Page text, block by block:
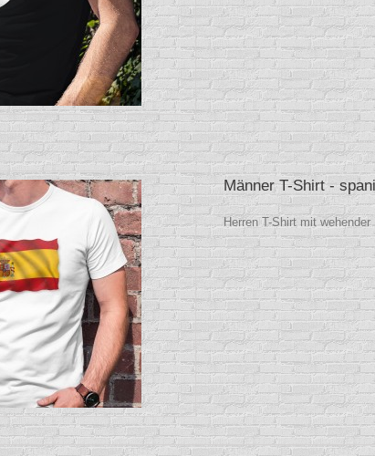
Männer T-Shirt -
Herren T-Shirt mit